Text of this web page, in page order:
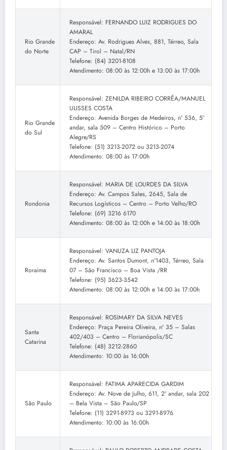
Rio Grande
do Norte
Responsável: FERNANDO LUIZ RODRIGUES DO
AMARAL
Endereço: Av. Rodrigues Alves, 881, Térreo, Sala
CAP – Tirol – Natal/RN
Telefone: (84) 3201-8108
Atendimento: 08:00 às 12:00h e 13:00 às 17:00h
Rio Grande
do Sul
Responsável: ZENILDA RIBEIRO CORRÊA/MANUEL
ULISSES COSTA
Endereço: Avenida Borges de Medeiros, nº 536, 5º
andar, sala 509 – Centro Histórico – Porto
Alegre/RS
Telefone: (51) 3213-2072 ou 3213-2074
Atendimento: 08:00 às 17:00h
Rondonia
Responsável: MARIA DE LOURDES DA SILVA
Endereço: Av. Campos Sales, 2645, Sala de
Recursos Logísticos – Centro – Porto Velho/RO
Telefone: (69) 3216 6170
Atendimento: 08:00 às 12:00h e 14:00 às 18:00h
Roraima
Responsável: VANUZA LIZ PANTOJA
Endereço: Av. Santos Dumont, nº1403, Térreo, Sala
07 – São Francisco – Boa Vista /RR
Telefone: (95) 3623-3542
Atendimento: 08:00 às 12:00h e 14:00 às 17:00h
Santa
Catarina
Responsável: ROSIMARY DA SILVA NEVES
Endereço: Praça Pereira Oliveira, nº 35 – Salas
402/403 – Centro – Florianópolis/SC
Telefone: (48) 3212-2860
Atendimento: 10:00 às 16:00h
São Paulo
Responsável: FATIMA APARECIDA GARDIM
Endereço: Av. Nove de Julho, 611, 2º andar, sala 202
– Bela Vista – São Paulo/SP
Telefone: (11) 3291-8973 ou 3291-8976
Atendimento: 10:00 às 16:00h